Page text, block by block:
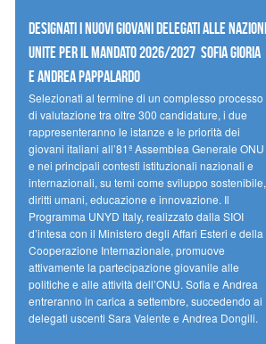
Designati i nuovi Giovani Delegati alle Nazioni
Unite per il mandato 2026/2027 Sofia Gioria
e Andrea Pappalardo
Selezionati al termine di un complesso processo
di valutazione tra oltre 300 candidature, i due
rappresenteranno le istanze e le priorità dei
giovani italiani all’81ª Assemblea Generale ONU
e nei principali contesti istituzionali nazionali e
internazionali, su temi come sviluppo sostenibile,
diritti umani, educazione e innovazione. Il
Programma UNYD Italy, realizzato dalla SIOI
d’intesa con il Ministero degli Affari Esteri e della
Cooperazione Internazionale, promuove
attivamente la partecipazione giovanile alle
politiche e alle attività dell’ONU. Sofia e Andrea
entreranno in carica a settembre, succedendo ai
delegati uscenti Sara Valente e Andrea Dongili.